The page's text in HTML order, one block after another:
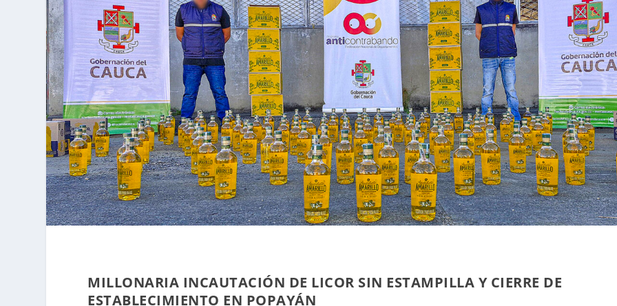
MILLONARIA INCAUTACIÓN DE LICOR SIN ESTAMPILLA Y CIERRE DE
ESTABLECIMIENTO EN POPAYÁN